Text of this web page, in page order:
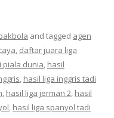
and tagged agen
, daftar juara liga
piala dunia, hasil
, hasil liga inggris tadi
, hasil liga jerman 2, hasil
, hasil liga spanyol tadi